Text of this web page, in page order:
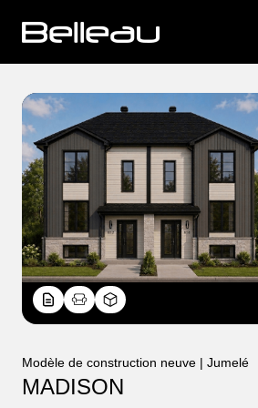
Modèle de construction neuve | Jumelé
MADISON